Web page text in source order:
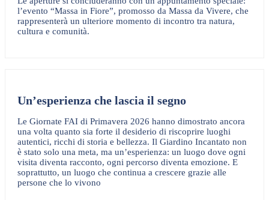
l’evento “Massa in Fiore”, promosso da Massa da Vivere, che
rappresenterà un ulteriore momento di incontro tra natura,
cultura e comunità.
Un’esperienza che lascia il segno
Le Giornate FAI di Primavera 2026 hanno dimostrato ancora
una volta quanto sia forte il desiderio di riscoprire luoghi
autentici, ricchi di storia e bellezza. Il Giardino Incantato non
è stato solo una meta, ma un’esperienza: un luogo dove ogni
visita diventa racconto, ogni percorso diventa emozione. E
soprattutto, un luogo che continua a crescere grazie alle
persone che lo vivono